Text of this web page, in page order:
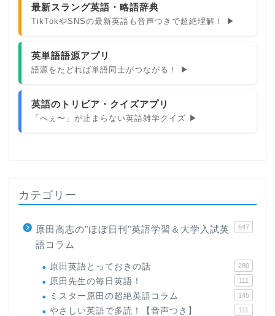
最新スラング英語・略語辞典
TikTokやSNSの最新英語も音声つきで超絶理解！ ▶
英単語語源アプリ
語源をたどれば単語同士がつながる！ ▶
英語のトリビア・クイズアプリ
「へぇ〜」が止まらない英語雑学クイズ ▶
カテゴリー
原田高志の"ほぼ日刊"英語学習＆大学入試英
語コラム
647
原田英語とっておきの話 280
原田先生の毎日英語！ 111
ミスター原田の超絶英語コラム 145
やさしい英語で多読！【音声つき】 111